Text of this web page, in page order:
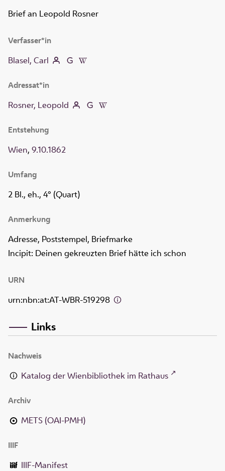
Brief an Leopold Rosner
Verfasser*in
Blasel, Carl
Adressat*in
Rosner, Leopold
Entstehung
Wien, 9.10.1862
Umfang
2 Bl., eh., 4° (Quart)
Anmerkung
Adresse, Poststempel, Briefmarke
Incipit: Deinen gekreuzten Brief hätte ich schon
URN
urn:nbn:at:AT-WBR-519298
Links
Nachweis
Katalog der Wienbibliothek im Rathaus
Archiv
METS (OAI-PMH)
IIIF
IIIF-Manifest